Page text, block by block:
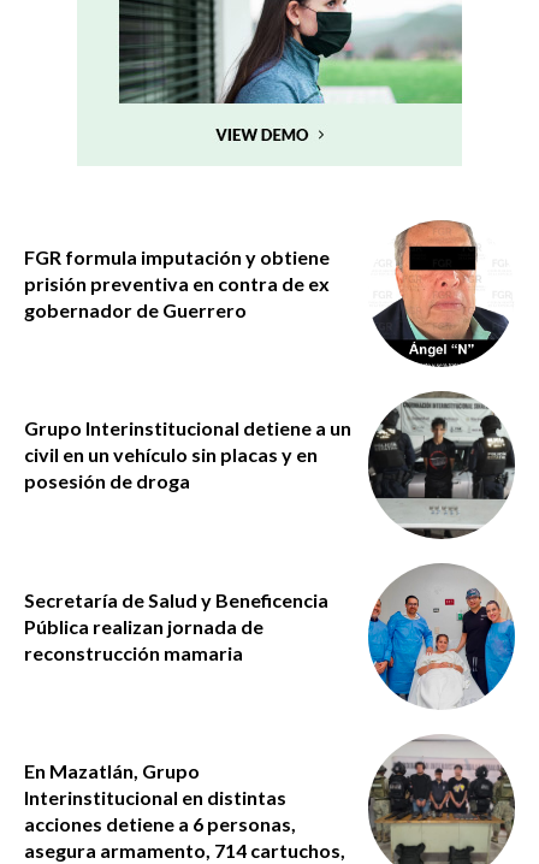
FGR formula imputación y obtiene
prisión preventiva en contra de ex
gobernador de Guerrero
Grupo Interinstitucional detiene a un
civil en un vehículo sin placas y en
posesión de droga
Secretaría de Salud y Beneficencia
Pública realizan jornada de
reconstrucción mamaria
En Mazatlán, Grupo
Interinstitucional en distintas
acciones detiene a 6 personas,
asegura armamento, 714 cartuchos,